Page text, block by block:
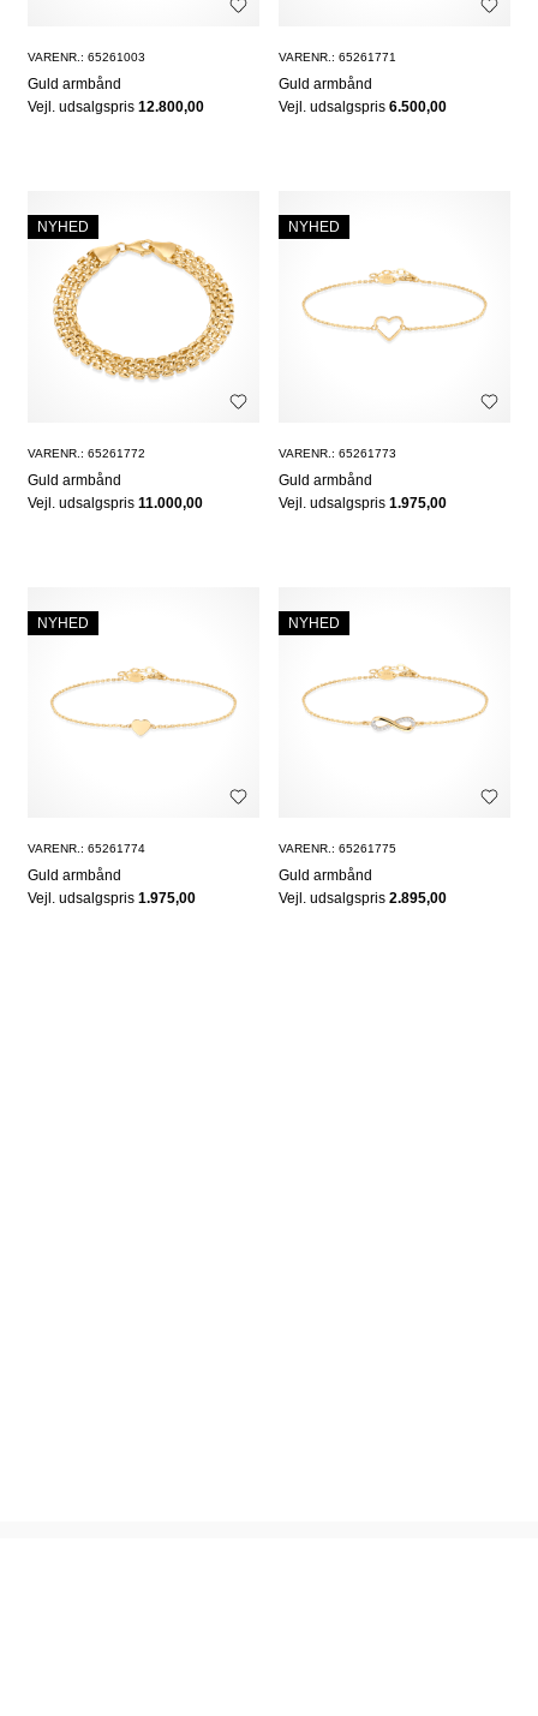
VARENR.: 65261003
Guld armbånd
Vejl. udsalgspris 12.800,00
VARENR.: 65261771
Guld armbånd
Vejl. udsalgspris6.500,00
NYHED
VARENR.: 65261772
Guld armbånd
Vejl. udsalgspris 11.000,00
NYHED
VARENR.: 65261773
Guld armbånd
Vejl. udsalgspris1.975,00
NYHED
VARENR.: 65261774
Guld armbånd
Vejl. udsalgspris 1.975,00
NYHED
VARENR.: 65261775
Guld armbånd
Vejl. udsalgspris2.895,00